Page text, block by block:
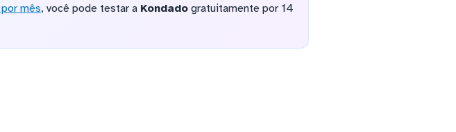
por mês, você pode testar a Kondadogratuitamente por 14